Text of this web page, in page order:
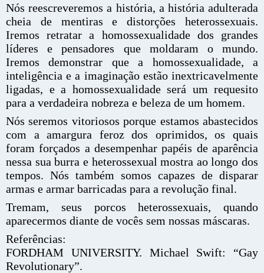
Nós reescreveremos a história, a história adulterada
cheia de mentiras e distorções heterossexuais.
Iremos retratar a homossexualidade dos grandes
líderes e pensadores que moldaram o mundo.
Iremos demonstrar que a homossexualidade, a
inteligência e a imaginação estão inextricavelmente
ligadas, e a homossexualidade será um requesito
para a verdadeira nobreza e beleza de um homem.
Nós seremos vitoriosos porque estamos abastecidos
com a amargura feroz dos oprimidos, os quais
foram forçados a desempenhar papéis de aparência
nessa sua burra e heterossexual mostra ao longo dos
tempos. Nós também somos capazes de disparar
armas e armar barricadas para a revolução final.
Tremam, seus porcos heterossexuais, quando
aparecermos diante de vocês sem nossas máscaras.
Referências:
FORDHAM UNIVERSITY. Michael Swift: “Gay
Revolutionary”.